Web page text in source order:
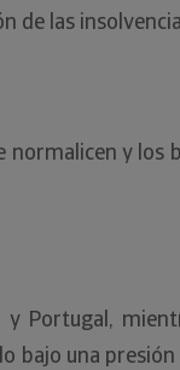
de las
normalicen y los
Portugal,
bajo una